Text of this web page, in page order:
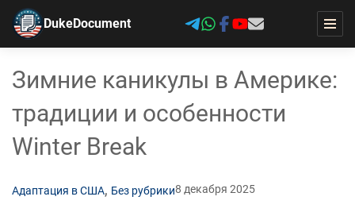
DukeDocument
Зимние каникулы в Америке:
традиции и особенности
Winter Break
Адаптация в США, Без рубрики8 декабря 2025